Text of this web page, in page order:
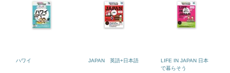
ハワイ JAPAN 英語+日本語
LIFE IN JAPAN 日本
で暮らそう